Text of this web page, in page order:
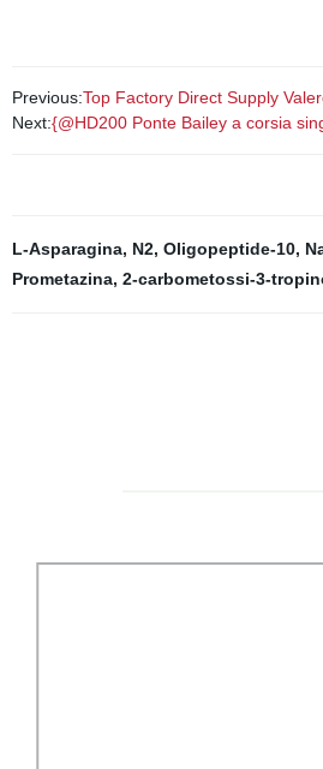
Previous:Top Factory Direct Supply
Next:{@HD200 Ponte Bailey a corsia
L-Asparagina, N2, Oligopeptide-10,
Prometazina, 2-carbometossi-3-